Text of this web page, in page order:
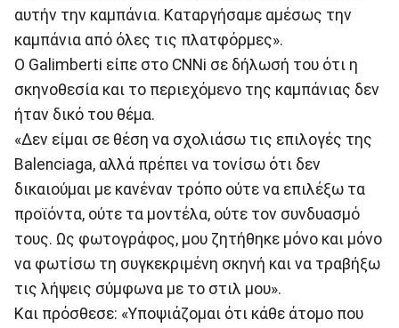
αυτήν την καμπάνια. Καταργήσαμε αμέσως την
καμπάνια από όλες τις πλατφόρμες».
Ο Galimberti είπε στο CNNi σε δήλωσή του ότι η
σκηνοθεσία και το περιεχόμενο της καμπάνιας δεν
ήταν δικό του θέμα.
«Δεν είμαι σε θέση να σχολιάσω τις επιλογές της
Balenciaga, αλλά πρέπει να τονίσω ότι δεν
δικαιούμαι με κανέναν τρόπο ούτε να επιλέξω τα
προϊόντα, ούτε τα μοντέλα, ούτε τον συνδυασμό
τους. Ως φωτογράφος, μου ζητήθηκε μόνο και μόνο
να φωτίσω τη συγκεκριμένη σκηνή και να τραβήξω
τις λήψεις σύμφωνα με το στιλ μου».
Και πρόσθεσε: «Υποψιάζομαι ότι κάθε άτομο που